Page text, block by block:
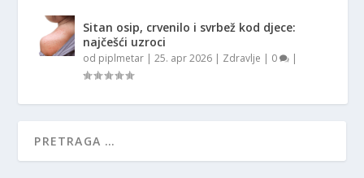
Sitan osip, crvenilo i svrbež kod djece:
najčešći uzroci
od piplmetar |25. apr 2026 | Zdravlje | 0 |